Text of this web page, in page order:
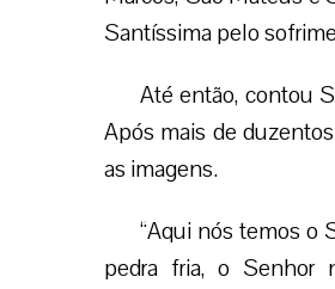
Digite seu email para
eu tenho uma conta